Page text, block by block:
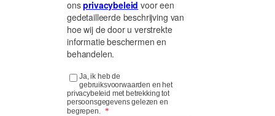
onsprivacybeleid voor een
gedetailleerde beschrijving van
hoe wij de door u verstrekte
informatie beschermen en
behandelen.
Ja, ik heb de
gebruiksvoorwaarden en het
privacybeleid met betrekking tot
persoonsgegevens gelezen en
begrepen. *